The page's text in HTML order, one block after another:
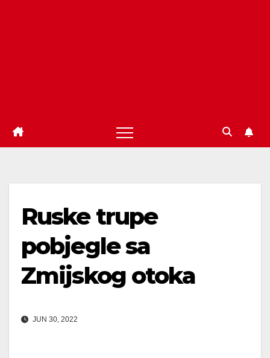
Ruske trupe
pobjegle sa
Zmijskog otoka
JUN 30, 2022